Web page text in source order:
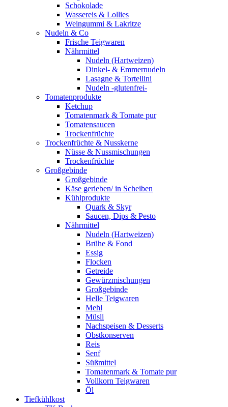
Schokolade
Wassereis & Lollies
Weingummi & Lakritze
Nudeln & Co
Frische Teigwaren
Nährmittel
Nudeln (Hartweizen)
Dinkel- & Emmernudeln
Lasagne & Tortellini
Nudeln -glutenfrei-
Tomatenprodukte
Ketchup
Tomatenmark & Tomate pur
Tomatensaucen
Trockenfrüchte
Trockenfrüchte & Nusskerne
Nüsse & Nussmischungen
Trockenfrüchte
Großgebinde
Großgebinde
Käse gerieben/ in Scheiben
Kühlprodukte
Quark & Skyr
Saucen, Dips & Pesto
Nährmittel
Nudeln (Hartweizen)
Brühe & Fond
Essig
Flocken
Getreide
Gewürzmischungen
Großgebinde
Helle Teigwaren
Mehl
Müsli
Nachspeisen & Desserts
Obstkonserven
Reis
Senf
Süßmittel
Tomatenmark & Tomate pur
Vollkorn Teigwaren
Öl
Tiefkühlkost